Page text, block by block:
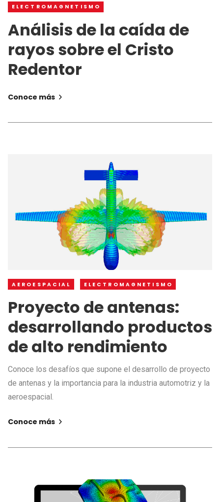
ELECTROMAGNETISMO
Análisis de la caída de
rayos sobre el Cristo
Redentor
Conoce más
AEROESPACIAL ELECTROMAGNETISMO
Proyecto de antenas:
desarrollando productos
de alto rendimiento
Conoce los desafíos que supone el desarrollo de proyecto
de antenas y la importancia para la industria automotriz y la
aeroespacial.
Conoce más